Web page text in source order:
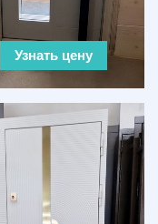
Узнать цену